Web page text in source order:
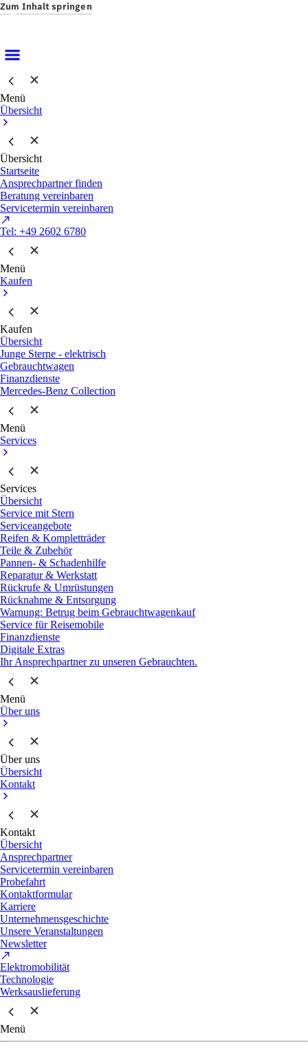
Zum Inhalt springen
Menü
Übersicht
Übersicht
Startseite
Ansprechpartner finden
Beratung vereinbaren
Servicetermin vereinbaren
Tel: +49 2602 6780
Menü
Kaufen
Kaufen
Übersicht
Junge Sterne - elektrisch
Gebrauchtwagen
Finanzdienste
Mercedes-Benz Collection
Menü
Services
Services
Übersicht
Service mit Stern
Serviceangebote
Reifen & Kompletträder
Teile & Zubehör
Pannen- & Schadenhilfe
Reparatur & Werkstatt
Rückrufe & Umrüstungen
Rücknahme & Entsorgung
Warnung: Betrug beim Gebrauchtwagenkauf
Service für Reisemobile
Finanzdienste
Digitale Extras
Ihr Ansprechpartner zu unseren Gebrauchten.
Menü
Über uns
Über uns
Übersicht
Kontakt
Kontakt
Übersicht
Ansprechpartner
Servicetermin vereinbaren
Probefahrt
Kontaktformular
Karriere
Unternehmensgeschichte
Unsere Veranstaltungen
Newsletter
Elektromobilität
Technologie
Werksauslieferung
Menü